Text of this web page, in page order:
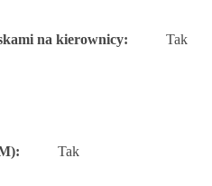
na kierownicy: Tak
Tak